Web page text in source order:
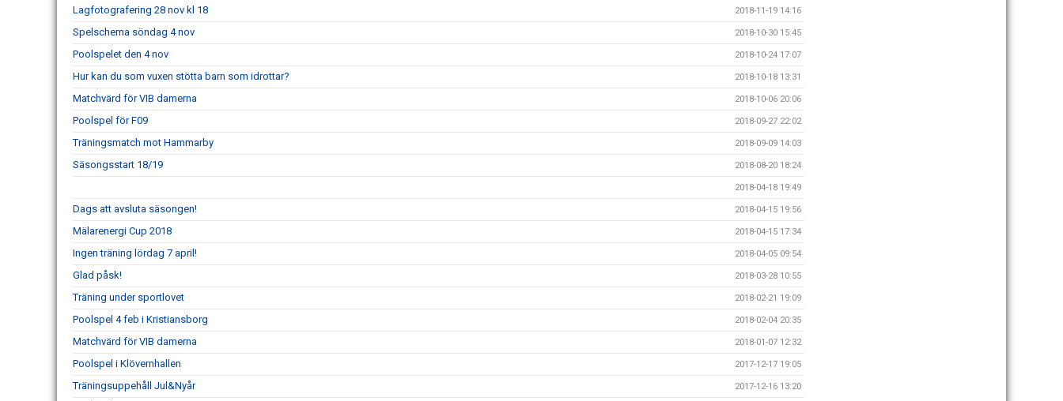
Lagfotografering 28 nov kl 18 2018-11-19 14:16
Spelschema söndag 4 nov 2018-10-30 15:45
Poolspelet den 4 nov 2018-10-24 17:07
Hur kan du som vuxen stötta barn som idrottar? 2018-10-18 13:31
Matchvärd för VIB damerna 2018-10-06 20:06
Poolspel för F09 2018-09-27 22:02
Träningsmatch mot Hammarby 2018-09-09 14:03
Säsongsstart 18/19 2018-08-20 18:24
2018-04-18 19:49
Dags att avsluta säsongen! 2018-04-15 19:56
Mälarenergi Cup 2018 2018-04-15 17:34
Ingen träning lördag 7 april! 2018-04-05 09:54
Glad påsk! 2018-03-28 10:55
Träning under sportlovet 2018-02-21 19:09
Poolspel 4 feb i Kristiansborg 2018-02-04 20:35
Matchvärd för VIB damerna 2018-01-07 12:32
Poolspel i Klövernhallen 2017-12-17 19:05
Träningsuppehåll Jul&Nyår 2017-12-16 13:20